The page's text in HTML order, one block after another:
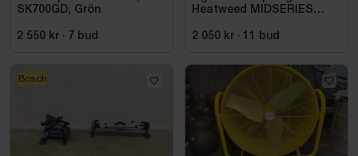
SK700GD, Grön
2 550 kr · 7 bud
Heatweed MIDSERIES
2 050 kr · 11 bud
Bosch